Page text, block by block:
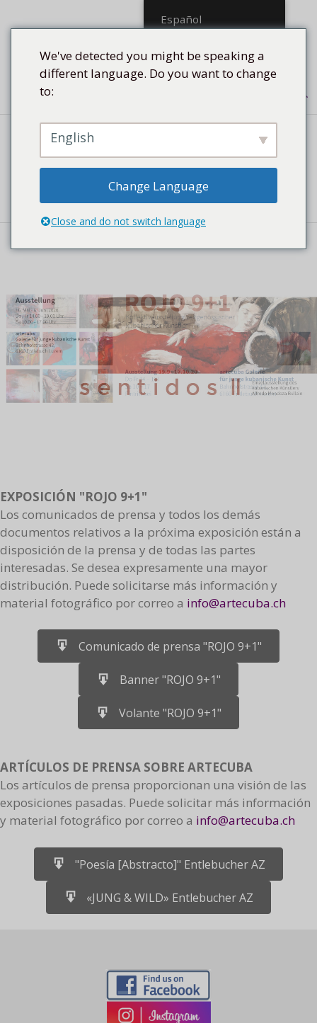
al
Menú
TEXTOS DE PRENSA / FOTOS /
INFORMACIÓN
EXPOSICIÓN "ROJO 9+1"
Los comunicados de prensa y todos los demás
documentos relativos a la próxima exposición están a
disposición de la prensa y de todas las partes
interesadas. Se desea expresamente una mayor
distribución. Puede solicitarse más información y
material fotográfico por correo a info@artecuba.ch
Comunicado de prensa "ROJO 9+1"
Banner "ROJO 9+1"
Volante "ROJO 9+1"
ARTÍCULOS DE PRENSA SOBRE ARTECUBA
Los artículos de prensa proporcionan una visión de las
exposiciones pasadas. Puede solicitar más información
y material fotográfico por correo a info@artecuba.ch
"Poesía [Abstracto]" Entlebucher AZ
«JUNG & WILD» Entlebucher AZ
Español
We've detected you might be speaking a
different language. Do you want to change
to:
English
Change Language
Close and do not switch language